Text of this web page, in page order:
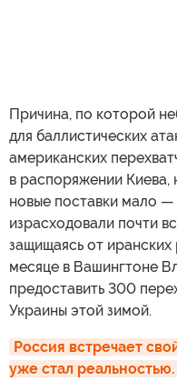
Причина, по которой
для баллистических
американских
в распоряжении
новые поставки мало
израсходовали почти
защищаясь от
месяце в Вашингтоне
предоставить 300
Украины этой зимой.
Россия встречает
уже стал